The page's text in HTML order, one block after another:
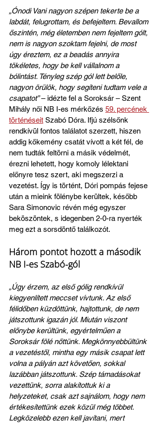
„Ónodi Vani nagyon szépen tekerte be a
labdát, felugrottam, és befejeltem. Bevallom
őszintén, még életemben nem fejeltem gólt,
nem is nagyon szoktam fejelni, de most
úgy éreztem, ez a beadás annyira
tökéletes, hogy be kell vállalnom a
bólintást. Tényleg szép gól lett belőle,
nagyon örülök, hogy segíteni tudtam vele a
csapatot” – idézte fel a Soroksár – Szent
Mihály női NB I-es mérkőzés 59. percének
történéseit Szabó Dóra. Ifjú szélsőnk
rendkívül fontos találatot szerzett, hiszen
addig kőkemény csatát vívott a két fél, de
nem tudták feltörni a másik védelmét,
érezni lehetett, hogy komoly lélektani
előnyre tesz szert, aki megszerzi a
vezetést. Így is történt, Dóri pompás fejese
után a mieink fölénybe kerültek, később
Sara Simonovic révén még egyszer
beköszöntek, s idegenben 2-0-ra nyerték
meg ezt a sorsdöntő találkozót.
Három pontot hozott a második
NB I-es Szabó-gól
„Úgy érzem, az első gólig rendkívül
kiegyenlített meccset vívtunk. Az első
félidőben küzdöttünk, hajtottunk, de nem
játszottunk igazán jól. Miután viszont
előnybe kerültünk, egyértelműen a
Soroksár fölé nőttünk. Megkönnyebbültünk
a vezetéstől, mintha egy másik csapat lett
volna a pályán azt követően, sokkal
lazábban játszottunk. Szép támadásokat
vezettünk, sorra alakítottuk ki a
helyzeteket, csak azt sajnálom, hogy nem
értékesítettünk ezek közül még többet.
Legközelebb ezen kell javítani, mert